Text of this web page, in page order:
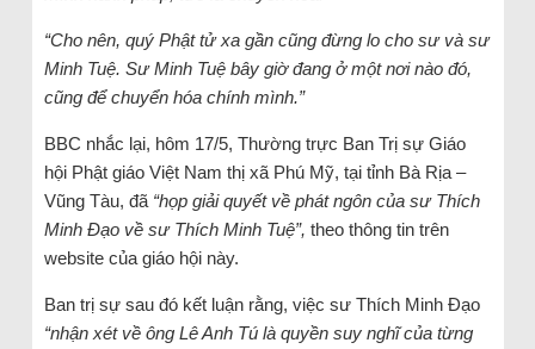
“Cho nên, quý Phật tử xa gần cũng đừng lo cho sư và sư
Minh Tuệ. Sư Minh Tuệ bây giờ đang ở một nơi nào đó,
cũng để chuyển hóa chính mình.”
BBC nhắc lại, hôm 17/5, Thường trực Ban Trị sự Giáo
hội Phật giáo Việt Nam thị xã Phú Mỹ, tại tỉnh Bà Rịa –
Vũng Tàu, đã “họp giải quyết về phát ngôn của sư Thích
Minh Đạo về sư Thích Minh Tuệ”, theo thông tin trên
website của giáo hội này.
Ban trị sự sau đó kết luận rằng, việc sư Thích Minh Đạo
“nhận xét về ông Lê Anh Tú là quyền suy nghĩ của từng